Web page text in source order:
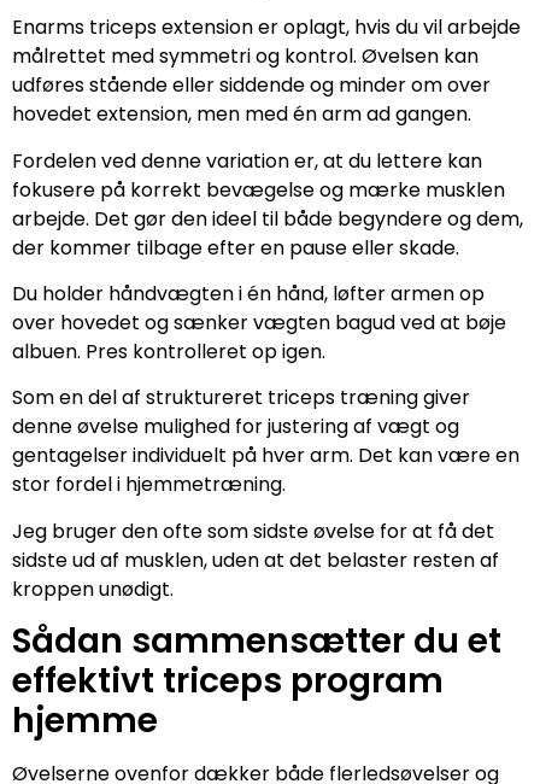
Enarms triceps extension er oplagt, hvis du vil arbejde
målrettet med symmetri og kontrol. Øvelsen kan
udføres stående eller siddende og minder om over
hovedet extension, men med én arm ad gangen.
Fordelen ved denne variation er, at du lettere kan
fokusere på korrekt bevægelse og mærke musklen
arbejde. Det gør den ideel til både begyndere og dem,
der kommer tilbage efter en pause eller skade.
Du holder håndvægten i én hånd, løfter armen op
over hovedet og sænker vægten bagud ved at bøje
albuen. Pres kontrolleret op igen.
Som en del af struktureret triceps træning giver
denne øvelse mulighed for justering af vægt og
gentagelser individuelt på hver arm. Det kan være en
stor fordel i hjemmetræning.
Jeg bruger den ofte som sidste øvelse for at få det
sidste ud af musklen, uden at det belaster resten af
kroppen unødigt.
Sådan sammensætter du et
effektivt triceps program
hjemme
Øvelserne ovenfor dækker både flerledsøvelser og